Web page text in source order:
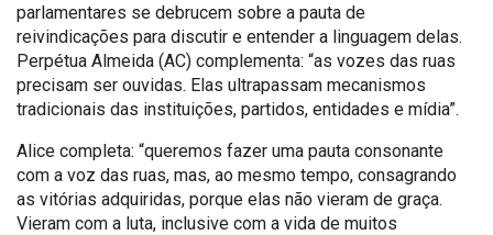
parlamentares se debrucem sobre a pauta de
reivindicações para discutir e entender a linguagem delas.
Perpétua Almeida (AC) complementa: “as vozes das ruas
precisam ser ouvidas. Elas ultrapassam mecanismos
tradicionais das instituições, partidos, entidades e mídia”.
Alice completa: “queremos fazer uma pauta consonante
com a voz das ruas, mas, ao mesmo tempo, consagrando
as vitórias adquiridas, porque elas não vieram de graça.
Vieram com a luta, inclusive com a vida de muitos